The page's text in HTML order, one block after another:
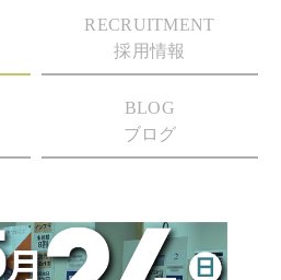
RECRUITMENT
採用情報
BLOG
ブログ